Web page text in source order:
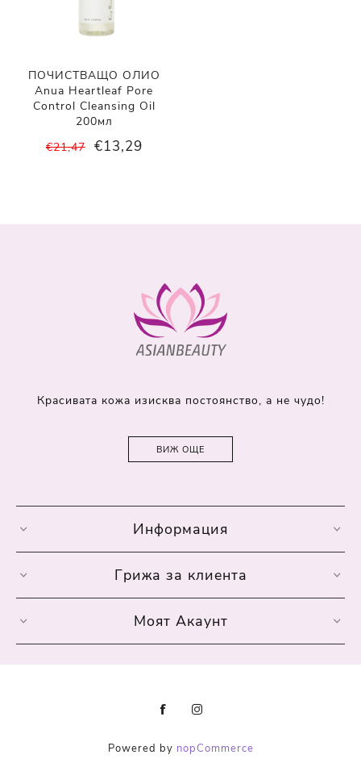
ПОЧИСТВАЩО ОЛИО
Anua Heartleaf Pore
Control Cleansing Oil
200мл
€21,47 €13,29
Красивата кожа изисква постоянство, а не чудо!
ВИЖ ОЩЕ
Информация
Грижа за клиента
Моят Акаунт
Powered by nopCommerce